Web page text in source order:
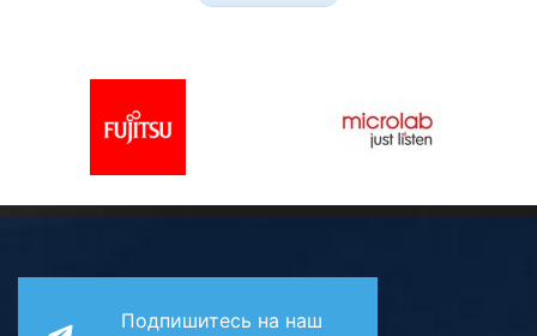
Подпишитесь на наш